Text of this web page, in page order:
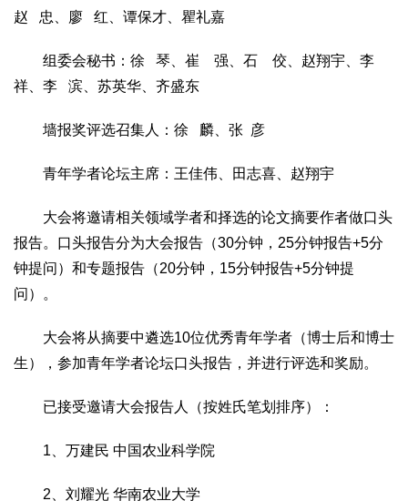
赵 忠、廖 红、谭保才、瞿礼嘉
组委会秘书：徐 琴、崔 强、石 佼、赵翔宇、李
祥、李 滨、苏英华、齐盛东
墙报奖评选召集人：徐 麟、张 彦
青年学者论坛主席：王佳伟、田志喜、赵翔宇
大会将邀请相关领域学者和择选的论文摘要作者做口头
报告。口头报告分为大会报告（30分钟，25分钟报告+5分
钟提问）和专题报告（20分钟，15分钟报告+5分钟提
问）。
大会将从摘要中遴选10位优秀青年学者（博士后和博士
生），参加青年学者论坛口头报告，并进行评选和奖励。
已接受邀请大会报告人（按姓氏笔划排序）：
1、万建民 中国农业科学院
2、刘耀光 华南农业大学